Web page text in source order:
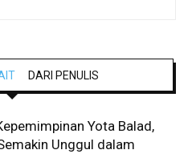
DARI PENULIS
Yota Balad,
Unggul dalam